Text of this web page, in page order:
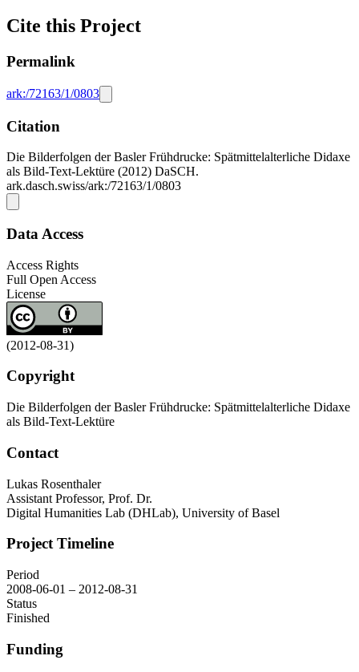
Cite this Project
Permalink
ark:/72163/1/0803
Citation
Die Bilderfolgen der Basler Frühdrucke: Spätmittelalterliche Didaxe
als Bild-Text-Lektüre (2012) DaSCH.
ark.dasch.swiss/ark:/72163/1/0803
Data Access
Access Rights
Full Open Access
License
(2012-08-31)
Copyright
Die Bilderfolgen der Basler Frühdrucke: Spätmittelalterliche Didaxe
als Bild-Text-Lektüre
Contact
Lukas Rosenthaler
Assistant Professor, Prof. Dr.
Digital Humanities Lab (DHLab), University of Basel
Project Timeline
Period
2008-06-01 – 2012-08-31
Status
Finished
Funding